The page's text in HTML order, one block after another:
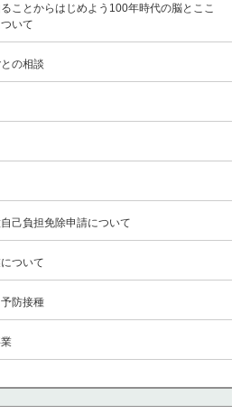
ことからはじめよう100年時代の脳とここ
いて
の相談
己負担免除申請について
ついて
防接種